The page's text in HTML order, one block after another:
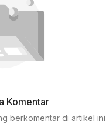
Komentar
berkomentar di artikel ini